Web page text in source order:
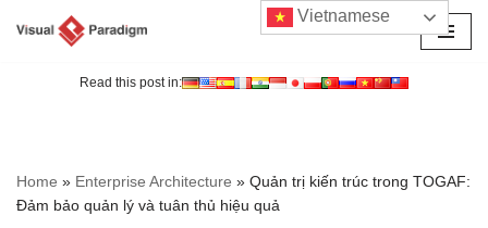
Read this post in:
Home » Enterprise Architecture » Quản trị kiến trúc trong TOGAF:
Đảm bảo quản lý và tuân thủ hiệu quả
Vietnamese